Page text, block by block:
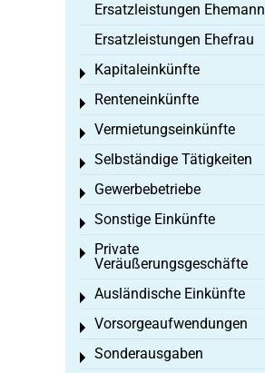
Ersatzleistungen Ehemann
Ersatzleistungen Ehefrau
Kapitaleinkünfte
Toggle menu
Renteneinkünfte
Toggle menu
Vermietungseinkünfte
Toggle menu
Selbständige Tätigkeiten
Toggle menu
Gewerbebetriebe
Toggle menu
Sonstige Einkünfte
Toggle menu
Private
Veräußerungsgeschäfte
Toggle menu
Ausländische Einkünfte
Toggle menu
Vorsorgeaufwendungen
Toggle menu
Sonderausgaben
Toggle menu